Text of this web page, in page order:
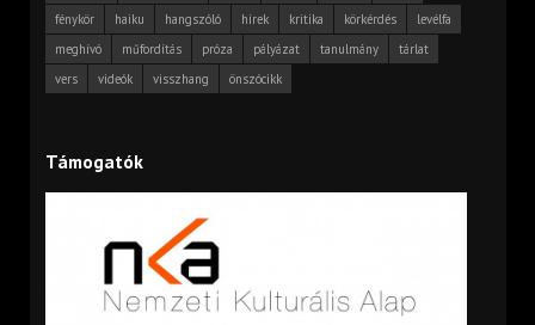
fénykör
haiku hangszóló hírek kritika körkérdés
levélfa
meghívó
műfordítás próza pályázat tanulmány
tárlat
vers
videók visszhang önszócikk
Támogatók